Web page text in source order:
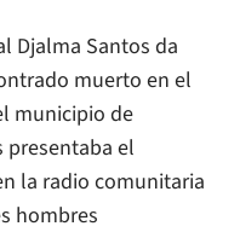
Djalma Santos da
muerto en el
municipio de
presentaba el
la radio comunitaria
hombres